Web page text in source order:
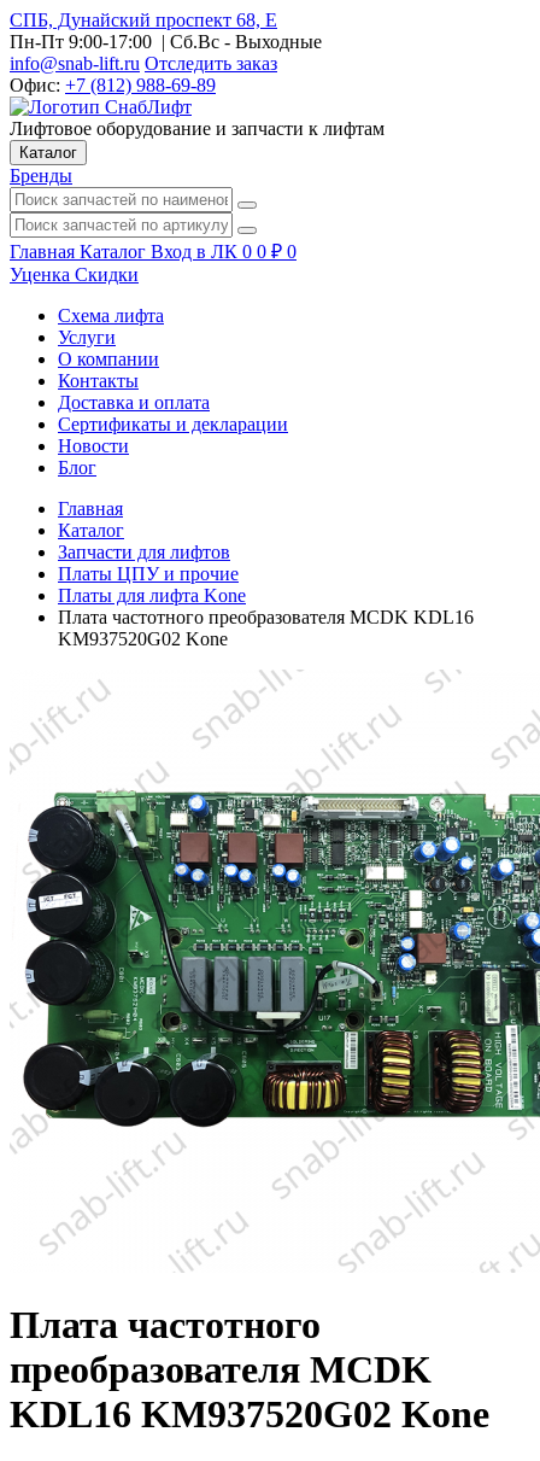
СПБ, Дунайский проспект 68, Е
Пн-Пт 9:00-17:00 | Сб.Вс - Выходные
info@snab-lift.ru Отследить заказ
Офис: +7 (812) 988-69-89
Лифтовое оборудование и запчасти к лифтам
Каталог
Бренды
Главная Каталог Вход в ЛК 0 0 ₽ 0
Уценка Скидки
Схема лифта
Услуги
О компании
Контакты
Доставка и оплата
Сертификаты и декларации
Новости
Блог
Главная
Каталог
Запчасти для лифтов
Платы ЦПУ и прочие
Платы для лифта Kone
Плата частотного преобразователя MCDK KDL16
KM937520G02 Kone
Плата частотного
преобразователя MCDK
KDL16 KM937520G02 Kone